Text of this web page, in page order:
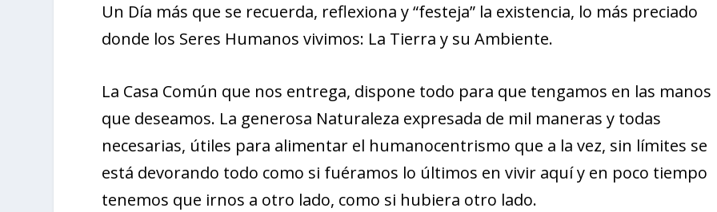
Un Día más que se recuerda, reflexiona y “festeja” la existencia, lo más preciado
donde los Seres Humanos vivimos: La Tierra y su Ambiente.
La Casa Común que nos entrega, dispone todo para que tengamos en las manos
que deseamos. La generosa Naturaleza expresada de mil maneras y todas
necesarias, útiles para alimentar el humanocentrismo que a la vez, sin límites se
está devorando todo como si fuéramos lo últimos en vivir aquí y en poco tiempo
tenemos que irnos a otro lado, como si hubiera otro lado.